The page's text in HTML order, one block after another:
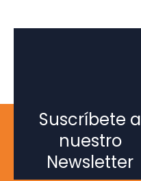
Suscríbete a
nuestro
Newsletter